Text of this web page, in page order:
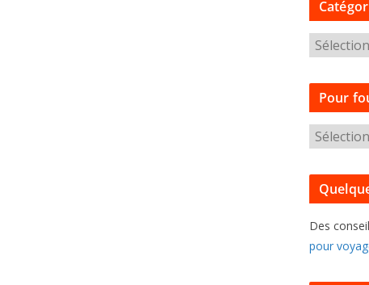
a
t
g
e
s
Pour
o
u
o
u
Des
pour